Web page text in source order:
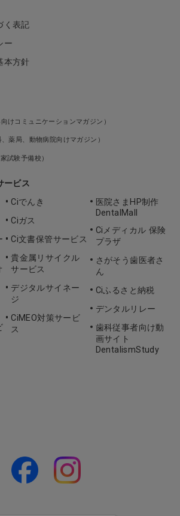
く表記
ー
本方針
向けコミュニケーションマガジン）
、薬局、動物病院向けマガジン）
家試験予備校）
ービス
Ciでんき
Ciガス
Ci文書保管サービス
貴金属リサイクル
サービス
デジタルサイネー
ジ
CiMEO対策サービ
ス
医院さまHP制作
DentalMall
Ciメディカル 保険
プラザ
さがそう歯医者さ
ん
Ciふるさと納税
デンタルリレー
歯科従事者向け動
画サイト
DentalismStudy